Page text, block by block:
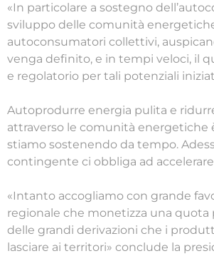
«In particolare a sostegno
sviluppo delle comunità
autoconsumatori collettivi,
venga definito, e in tempi veloci, il
e regolatorio per tali potenziali
Autoprodurre energia pulita e
attraverso le comunità energetiche
stiamo sostenendo da tempo.
contingente ci obbliga ad
«Intanto accogliamo con grande
regionale che monetizza una quota
delle grandi derivazioni che i
lasciare ai territori» conclude la